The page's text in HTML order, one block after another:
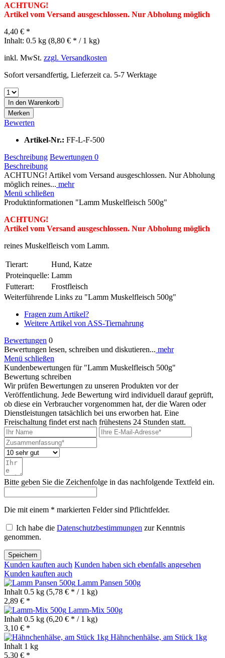
ACHTUNG!
Artikel vom Versand ausgeschlossen. Nur Abholung möglich
4,40 € *
Inhalt: 0.5 kg (8,80 € * / 1 kg)
inkl. MwSt. zzgl. Versandkosten
Sofort versandfertig, Lieferzeit ca. 5-7 Werktage
In den Warenkorb
Merken
Bewerten
Artikel-Nr.: FF-L-F-500
Beschreibung Bewertungen 0
Beschreibung
ACHTUNG! Artikel vom Versand ausgeschlossen. Nur Abholung
möglich reines... mehr
Menü schließen
Produktinformationen "Lamm Muskelfleisch 500g"
ACHTUNG!
Artikel vom Versand ausgeschlossen. Nur Abholung möglich
reines Muskelfleisch vom Lamm.
Tierart:
Hund, Katze
Proteinquelle: Lamm
Futterart:
Frostfleisch
Weiterführende Links zu "Lamm Muskelfleisch 500g"
Fragen zum Artikel?
Weitere Artikel von ASS-Tiernahrung
Bewertungen 0
Bewertungen lesen, schreiben und diskutieren... mehr
Menü schließen
Kundenbewertungen für "Lamm Muskelfleisch 500g"
Bewertung schreiben
Wir prüfen Bewertungen zu unseren Produkten vor der
Veröffentlichung. Jede Bewertung wird individuell darauf geprüft,
ob diese ein Verbraucher vorgenommen hat, der die Waren oder
Dienstleistungen tatsächlich bei uns erworben hat. Eine
Freischaltung findet erst nach frühestens 24 Stunden statt.
Bitte geben Sie die Zeichenfolge in das nachfolgende Textfeld ein.
Die mit einem * markierten Felder sind Pflichtfelder.
Ich habe die Datenschutzbestimmungen zur Kenntnis
genommen.
Speichern
Kunden kauften auch Kunden haben sich ebenfalls angesehen
Kunden kauften auch
Lamm Pansen 500g
Inhalt 0.5 kg (5,78 € * / 1 kg)
2,89 € *
Lamm-Mix 500g
Inhalt 0.5 kg (6,20 € * / 1 kg)
3,10 € *
Hähnchenhälse, am Stück 1kg
Inhalt 1 kg
5,30 € *